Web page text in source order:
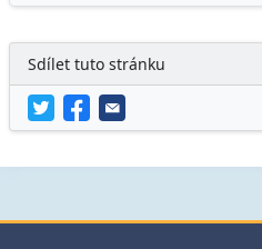
Sdílet tuto stránku